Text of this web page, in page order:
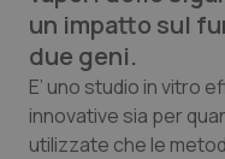
Basilicata
Calabria
Artrite & artrosi
Asma & BPCO
QS Club
un impatto sul
due geni.
E’ uno studio in vitro
innovative sia per
utilizzate che le